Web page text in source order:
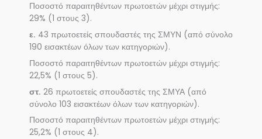
Ποσοστό παραιτηθέντων πρωτοετών μέχρι στιγμής:
29% (1 στους 3).
ε. 43 πρωτοετείς σπουδαστές της ΣΜΥΝ (από σύνολο
190 εισακτέων όλων των κατηγοριών).
Ποσοστό παραιτηθέντων πρωτοετών μέχρι στιγμής:
22,5% (1 στους 5).
στ. 26 πρωτοετείς σπουδαστές της ΣΜΥΑ (από
σύνολο 103 εισακτέων όλων των κατηγοριών).
Ποσοστό παραιτηθέντων πρωτοετών μέχρι στιγμής:
25,2% (1 στους 4).